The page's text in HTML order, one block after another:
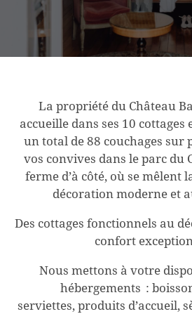
La propriété du Château
accueille dans ses 10 cottages
un total de 88 couchages sur
vos convives dans le parc du
ferme d’à côté, où se mêlent
décoration moderne et
Des cottages fonctionnels au
confort
Nous mettons à votre
hébergements :
serviettes,produits d’accueil,